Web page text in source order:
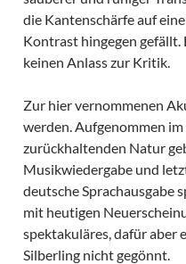
die Kantenschärfe auf
Kontrast hingegen gefällt.
keinen Anlass zur Kritik.
Zur hier vernommenen
werden. Aufgenommen
zurückhaltenden Natur
Musikwiedergabe und
deutsche Sprachausgabe
mit heutigen
spektakuläres, dafür
Silberling nicht gegönnt.